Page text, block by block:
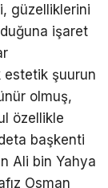
güzelliklerini
işaret
estetik şuurun
olmuş,
özellikle
başkenti
Ali bin Yahya
Osman